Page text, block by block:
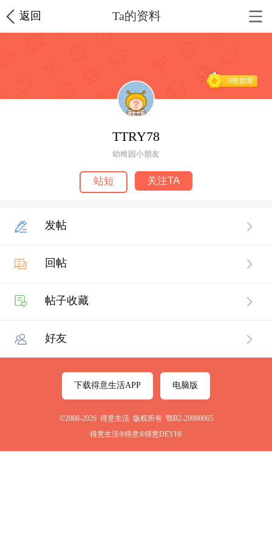
返回 Ta的资料
0枚勋章
TTRY78
幼稚园小朋友
站短 关注TA
发帖
回帖
帖子收藏
好友
下载得意生活APP 电脑版
©2008-2026 得意生活 版权所有 鄂B2-20080065
得意生活®得意®得意DEYI®